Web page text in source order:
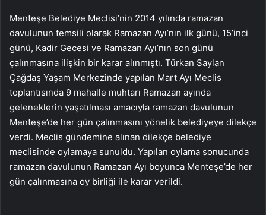
Menteşe Belediye Meclisi’nin 2014 yılında ramazan
davulunun temsili olarak Ramazan Ayı’nın ilk günü, 15’inci
günü, Kadir Gecesi ve Ramazan Ayı’nın son günü
çalınmasına ilişkin bir karar alınmıştı. Türkan Saylan
Çağdaş Yaşam Merkezinde yapılan Mart Ayı Meclis
toplantısında 9 mahalle muhtarı Ramazan ayında
geleneklerin yaşatılması amacıyla ramazan davulunun
Menteşe’de her gün çalınmasını yönelik belediyeye dilekçe
verdi. Meclis gündemine alınan dilekçe belediye
meclisinde oylamaya sunuldu. Yapılan oylama sonucunda
ramazan davulunun Ramazan Ayı boyunca Menteşe’de her
gün çalınmasına oy birliği ile karar verildi.